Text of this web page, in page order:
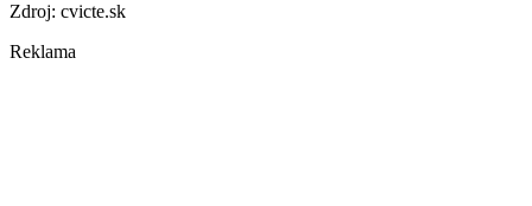
Zdroj: cvicte.sk
Reklama